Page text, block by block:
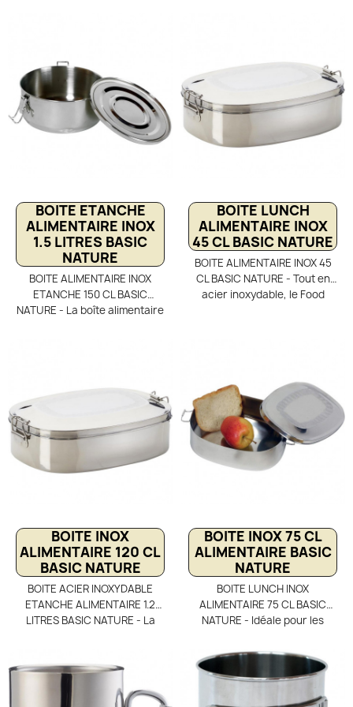
leur goûté ou petit repas. Son
couvercle étanche et de
fermeture sécurisée par clips
assure une parfaite
étanchéité sans risque de
fuites de vos aliments
protection efficace de vos
repas au bureau comme en
randonnée. Elle se nettoie
très facilement et passe au
lave vaisselle., ce qui la rend
très pratique et durable pour
BOITE ETANCHE
ALIMENTAIRE INOX
1.5 LITRES BASIC
NATURE
BOITE ALIMENTAIRE INOX
ETANCHE 150 CL BASIC
NATURE - La boîte alimentaire
couvercle à trois clips et son
joint silicone garantissent une
étanchéité parfaite. Robuste
et durable, elle s’adapte à
toutes vos activités :
randonnée, camping, pêche,
BOITE LUNCH
ALIMENTAIRE INOX
45 CL BASIC NATURE
BOITE ALIMENTAIRE INOX 45
CL BASIC NATURE - Tout en
acier inoxydable, le Food
l'acier inoxydable qui n'a
aucune mauvaise incidence
sur la santé humaine que sur
la fermeture sécurisée par
clips. Un atout pour vos repas
au bureau comme à l'école
BOITE INOX
ALIMENTAIRE 120 CL
BASIC NATURE
BOITE ACIER INOXYDABLE
ETANCHE ALIMENTAIRE 1.2
LITRES BASIC NATURE - La
transporter de relatifs
grands aliments comme du
poisson ou des brochettes
BOITE INOX 75 CL
ALIMENTAIRE BASIC
NATURE
BOITE LUNCH INOX
ALIMENTAIRE 75 CL BASIC
NATURE - Idéale pour les
boîte lunch inox 75 cl Basic
Nature allie élégance,
praticité et écologie.
Fabriquée en acier